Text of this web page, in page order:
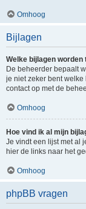
Omhoog
Bijlagen
Welke bijlagen
De beheerder bepaalt
je niet zeker bent
contact op met de
Omhoog
Hoe vind ik al mijn
Je vindt een lijst met al
hier de links naar het
Omhoog
phpBB vragen